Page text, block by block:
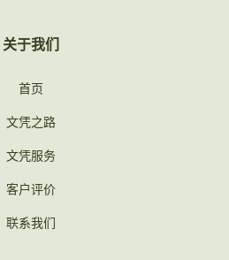
关于我们
首页
文凭之路
文凭服务
客户评价
联系我们